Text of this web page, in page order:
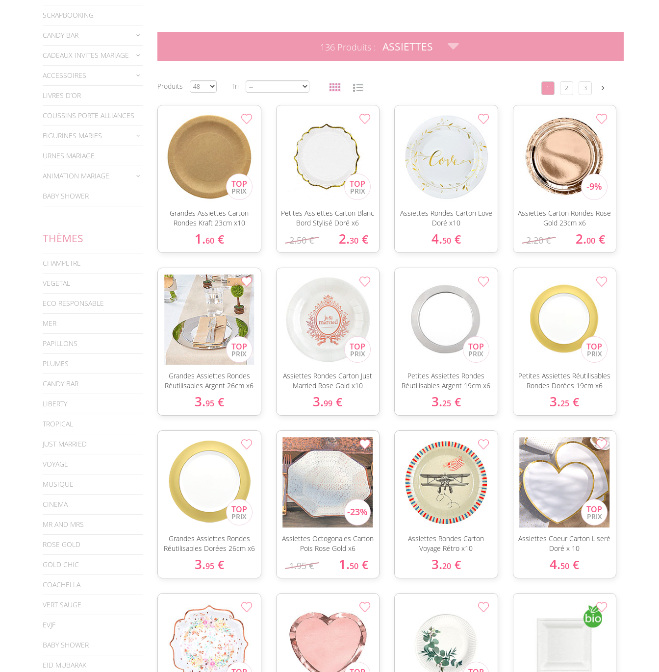
SCRAPBOOKING
CANDY BAR
CADEAUX INVITES MARIAGE
ACCESSOIRES
LIVRES D’OR
COUSSINS PORTE ALLIANCES
FIGURINES MARIES
URNES MARIAGE
ANIMATION MARIAGE
BABY SHOWER
THÈMES
CHAMPETRE
VEGETAL
ECO RESPONSABLE
MER
PAPILLONS
PLUMES
CANDY BAR
LIBERTY
TROPICAL
JUST MARRIED
VOYAGE
MUSIQUE
CINEMA
MR AND MRS
ROSE GOLD
GOLD CHIC
COACHELLA
VERT SAUGE
EVJF
BABY SHOWER
EID MUBARAK
136 Produits : ASSIETTES
Produits Tri 1 2 3
Grandes Assiettes Carton
Rondes Kraft 23cm x10
1.60 €
Petites Assiettes Carton Blanc
Bord Stylisé Doré x6
2.50 € 2.30 €
Assiettes Rondes Carton Love
Doré x10
4.50 €
Assiettes Carton Rondes Rose
Gold 23cm x6
2.20 € 2.00 €
Grandes Assiettes Rondes
Réutilisables Argent 26cm x6
3.95 €
Assiettes Rondes Carton Just
Married Rose Gold x10
3.99 €
Petites Assiettes Rondes
Réutilisables Argent 19cm x6
3.25 €
Petites Assiettes Réutilisables
Rondes Dorées 19cm x6
3.25 €
Grandes Assiettes Rondes
Réutilisables Dorées 26cm x6
3.95 €
Assiettes Octogonales Carton
Pois Rose Gold x6
1.95 € 1.50 €
Assiettes Rondes Carton
Voyage Rétro x10
3.20 €
Assiettes Coeur Carton Liseré
Doré x 10
4.50 €